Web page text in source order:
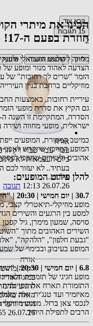
הכינו את מיתרי
חוזרת בפעם ה-17!
מחווה לקולנוע הישראלי
הצדעה לאהוד מנור ומופע של
הזמר "שרים לך רחובות" של
מוזיקליים ברחבת בניין
עיריית רחובות, באמצעות
גם הקיץ את סדרת מופעי
ישראלית, מופעי מחווה
כמיטב המסורת, המופעים
המופע המרכזי שיוקדש לאבני
אהובים ולשירים שהפכו
להלן פירוט המופעים:
30.7 | יום חמישי | 20:30 | "חי בסרט"
מופע מוזיקלי-תיאטרלי
למסע בין הרגעים והשירים
סויסה, שמעון מימרן, גיל קפטן
השירים האהובים מתוך
"גבעת חלפון", "הלהקה",
המופע בעיבוד ובבימוי של
6.8 | יום חמישי | 20:30 | "שירת רבים - תפילת יחיד"
מופע חגיגי של תזמורת
התזמורת תארח את
מאיזמיר ועד טנג'יר, ואת
לנכסי צאן ברזל. מפגש
הרבים לתפילת היחיד.
קרא עוד
15 תגובות
2
לייק הוספת תגובה שיתוף
אורח
עברי עברי עברי רק
ביום העצמאות לא
בעתיד.. לא יעזור לכם
שלכם...
26.07.26 12:13
תגובה
אורח
רק זה מה
במזג
להגיע
האלה
ההדר
26.07.26 15:55